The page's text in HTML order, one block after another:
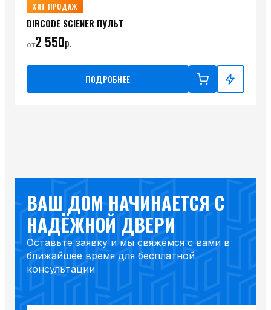
ХИТ ПРОДАЖ
DIRCODE SCIENER ПУЛЬТ
от2 550р.
ПОДРОБНЕЕ
ВАШ ДОМ НАЧИНАЕТСЯ С
НАДЁЖНОЙ ДВЕРИ
Оставьте заявку и мы свяжемся с вами в
ближайшее время для бесплатной
консультации